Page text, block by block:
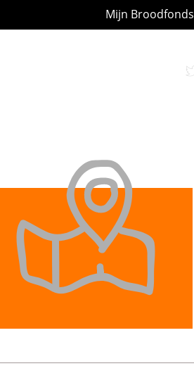
Mijn Broodfonds